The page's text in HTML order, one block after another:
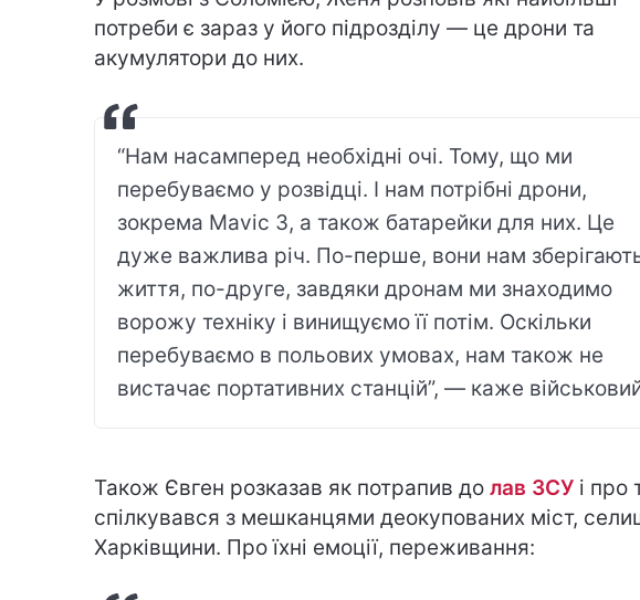
потреби є зараз у його підрозділу — це дрони та
акумулятори до них.
“Нам насамперед необхідні очі. Тому, що ми
перебуваємо у розвідці. І нам потрібні дрони,
зокрема Mavic 3, а також батарейки для них. Це
дуже важлива річ. По-перше, вони нам
життя, по-друге, завдяки дронам ми знаходимо
ворожу техніку і винищуємо її потім. Оскільки
перебуваємо в польових умовах, нам також не
вистачає портативних станцій”, — каже
Також Євген розказав як потрапив до лав ЗСУ і про
спілкувався з мешканцями деокупованих міст,
Харківщини. Про їхні емоції, переживання: